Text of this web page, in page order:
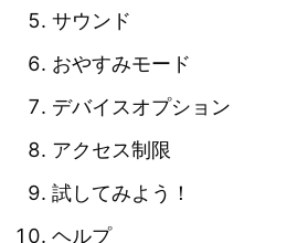
サウンド
おやすみモード
デバイスオプション
アクセス制限
試してみよう！
ヘルプ